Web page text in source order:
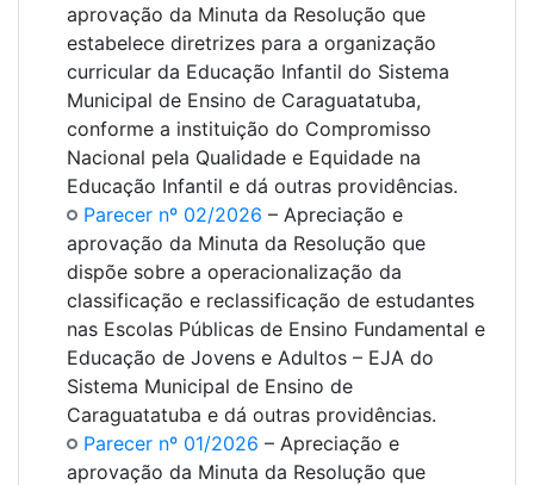
aprovação da Minuta da Resolução que
estabelece diretrizes para a organização
curricular da Educação Infantil do Sistema
Municipal de Ensino de Caraguatatuba,
conforme a instituição do Compromisso
Nacional pela Qualidade e Equidade na
Educação Infantil e dá outras providências.
Parecer nº 02/2026 – Apreciação e
aprovação da Minuta da Resolução que
dispõe sobre a operacionalização da
classificação e reclassificação de estudantes
nas Escolas Públicas de Ensino Fundamental e
Educação de Jovens e Adultos – EJA do
Sistema Municipal de Ensino de
Caraguatatuba e dá outras providências.
Parecer nº 01/2026 – Apreciação e
aprovação da Minuta da Resolução que